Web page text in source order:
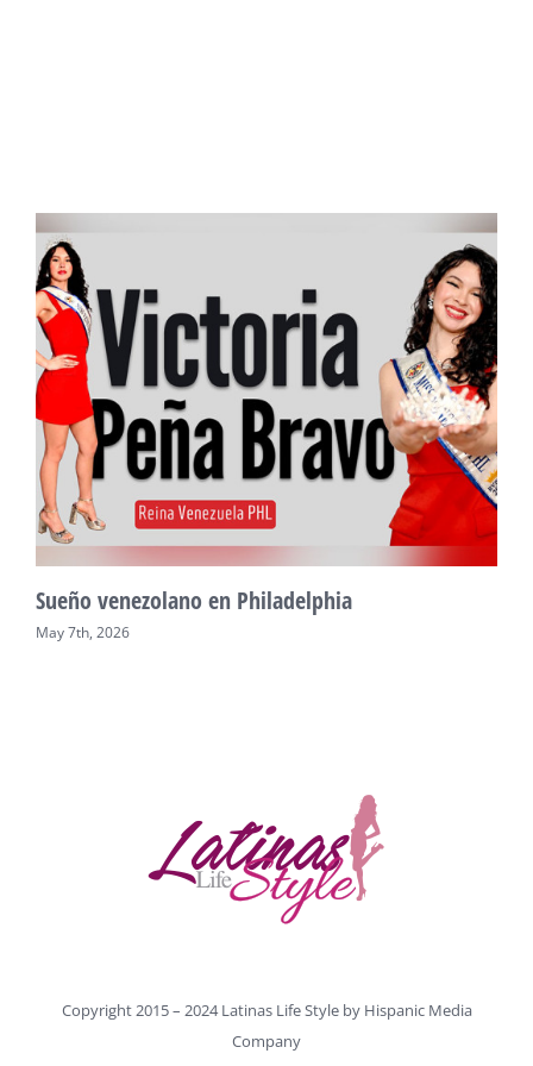
Sueño venezolano en Philadelphia
May 7th, 2026
Copyright 2015 – 2024 Latinas Life Style by Hispanic Media
Company